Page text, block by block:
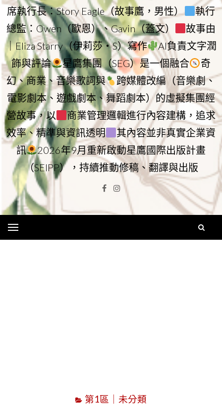
席執行長：Story Eagle（故事鷹，男性）
執行
總監：Owen（歐恩）、Gavin（蓋文）
故事由
｜Eliza Starry（伊莉莎・S）寫作
AI負責文字潤
飾與評論
星鷹集團（SEG）是一個融合
奇
幻、商業、音樂歌詞與
跨媒體改編（音樂劇、
電影劇本、遊戲劇本、舞蹈劇本）的虛擬集團經
營故事，以
商業管理邏輯進行內容建構，追求
效率、精準與資訊透明
其內容並非真實企業資
訊
2026年9月重新啟動星鷹國際出版計畫
（SEIPP），持續推動修稿、翻譯與出版
Facebook
Instagram
第1區｜未分類